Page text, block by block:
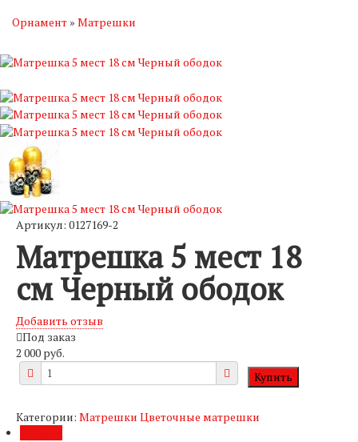
Орнамент » Матрешки
Артикул: 0127169-2
Матрешка 5 мест 18
см Черный ободок
Добавить отзыв
Под заказ
2 000 руб.
Категории: Матрешки Цветочные матрешки